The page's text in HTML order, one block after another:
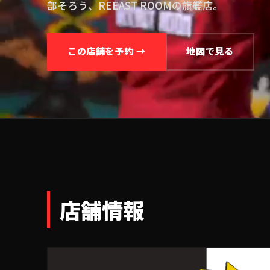
部そろう、REEAST ROOMの旗艦店。
この店舗を予約 → 地図で見る
店舗情報